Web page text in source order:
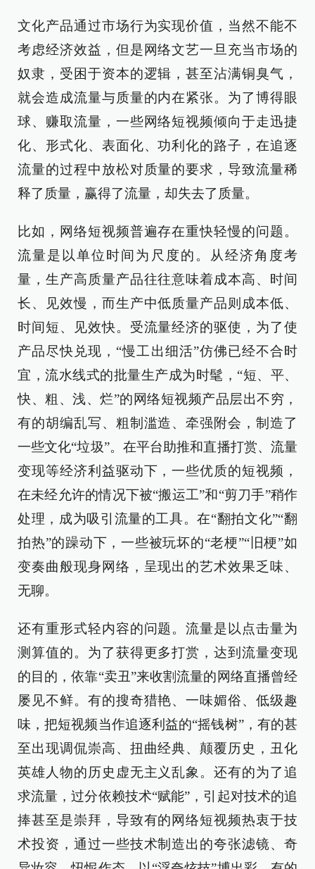
文化产品通过市场行为实现价值，当然不能不
考虑经济效益，但是网络文艺一旦充当市场的
奴隶，受困于资本的逻辑，甚至沾满铜臭气，
就会造成流量与质量的内在紧张。为了博得眼
球、赚取流量，一些网络短视频倾向于走迅捷
化、形式化、表面化、功利化的路子，在追逐
流量的过程中放松对质量的要求，导致流量稀
释了质量，赢得了流量，却失去了质量。
比如，网络短视频普遍存在重快轻慢的问题。
流量是以单位时间为尺度的。从经济角度考
量，生产高质量产品往往意味着成本高、时间
长、见效慢，而生产中低质量产品则成本低、
时间短、见效快。受流量经济的驱使，为了使
产品尽快兑现，“慢工出细活”仿佛已经不合时
宜，流水线式的批量生产成为时髦，“短、平、
快、粗、浅、烂”的网络短视频产品层出不穷，
有的胡编乱写、粗制滥造、牵强附会，制造了
一些文化“垃圾”。在平台助推和直播打赏、流量
变现等经济利益驱动下，一些优质的短视频，
在未经允许的情况下被“搬运工”和“剪刀手”稍作
处理，成为吸引流量的工具。在“翻拍文化”“翻
拍热”的躁动下，一些被玩坏的“老梗”“旧梗”如
变奏曲般现身网络，呈现出的艺术效果乏味、
无聊。
还有重形式轻内容的问题。流量是以点击量为
测算值的。为了获得更多打赏，达到流量变现
的目的，依靠“卖丑”来收割流量的网络直播曾经
屡见不鲜。有的搜奇猎艳、一味媚俗、低级趣
味，把短视频当作追逐利益的“摇钱树”，有的甚
至出现调侃崇高、扭曲经典、颠覆历史，丑化
英雄人物的历史虚无主义乱象。还有的为了追
求流量，过分依赖技术“赋能”，引起对技术的追
捧甚至是崇拜，导致有的网络短视频热衷于技
术投资，通过一些技术制造出的夸张滤镜、奇